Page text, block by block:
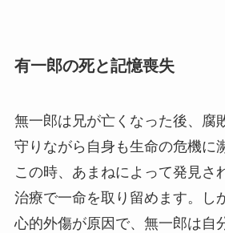
有一郎の死と記憶喪失
無一郎は兄が亡くなった後、腐
守りながら自身も生命の危機に
この時、あまねによって発見さ
治療で一命を取り留めます。し
心的外傷が原因で、無一郎は自